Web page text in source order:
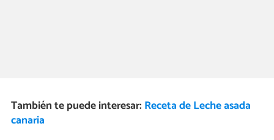
También te puede interesar: Receta de Leche asada
canaria